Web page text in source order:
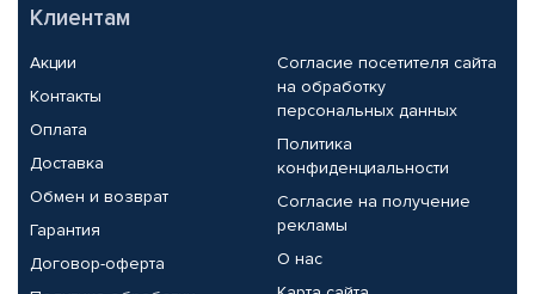
Клиентам
Акции
Контакты
Оплата
Доставка
Обмен и возврат
Гарантия
Договор-оферта
Согласие посетителя сайта
на обработку
персональных данных
Политика
конфиденциальности
Согласие на получение
рекламы
О нас